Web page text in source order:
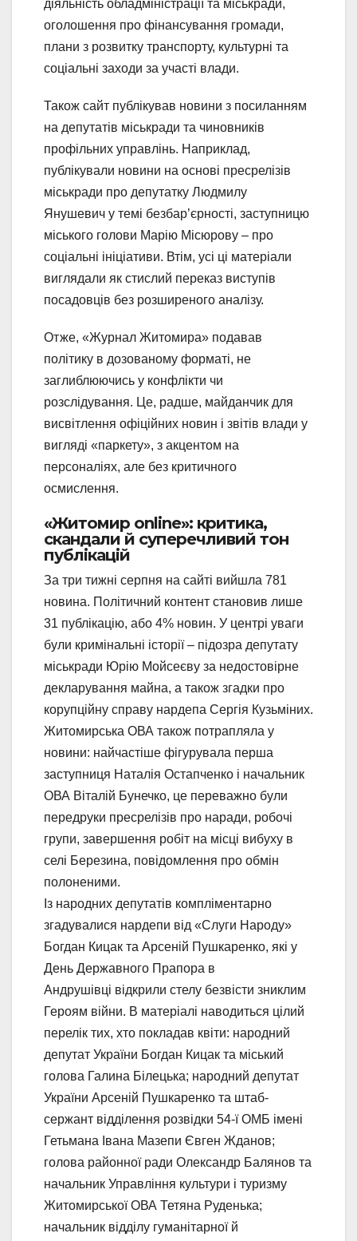
діяльність обладміністрації та міськради,
оголошення про фінансування громади,
плани з розвитку транспорту, культурні та
соціальні заходи за участі влади.
Також сайт публікував новини з посиланням
на депутатів міськради та чиновників
профільних управлінь. Наприклад,
публікували новини на основі пресрелізів
міськради про депутатку Людмилу
Янушевич у темі безбар’єрності, заступницю
міського голови Марію Місюрову – про
соціальні ініціативи. Втім, усі ці матеріали
виглядали як стислий переказ виступів
посадовців без розширеного аналізу.
Отже, «Журнал Житомира» подавав
політику в дозованому форматі, не
заглиблюючись у конфлікти чи
розслідування. Це, радше, майданчик для
висвітлення офіційних новин і звітів влади у
вигляді «паркету», з акцентом на
персоналіях, але без критичного
осмислення.
«Житомир online»: критика,
скандали й суперечливий тон
публікацій
За три тижні серпня на сайті вийшла 781
новина. Політичний контент становив лише
31 публікацію, або 4% новин. У центрі уваги
були кримінальні історії – підозра депутату
міськради Юрію Мойсеєву за недостовірне
декларування майна, а також згадки про
корупційну справу нардепа Сергія Кузьміних.
Житомирська ОВА також потрапляла у
новини: найчастіше фігурувала перша
заступниця Наталія Остапченко і начальник
ОВА Віталій Бунечко, це переважно були
передруки пресрелізів про наради, робочі
групи, завершення робіт на місці вибуху в
селі Березина, повідомлення про обмін
полоненими.
Із народних депутатів компліментарно
згадувалися нардепи від «Слуги Народу»
Богдан Кицак та Арсеній Пушкаренко, які у
День Державного Прапора в
Андрушівці відкрили стелу безвісти зниклим
Героям війни. В матеріалі наводиться цілий
перелік тих, хто покладав квіти: народний
депутат України Богдан Кицак та міський
голова Галина Білецька; народний депутат
України Арсеній Пушкаренко та штаб-
сержант відділення розвідки 54-ї ОМБ імені
Гетьмана Івана Мазепи Євген Жданов;
голова районної ради Олександр Балянов та
начальник Управління культури і туризму
Житомирської ОВА Тетяна Руденька;
начальник відділу гуманітарної й